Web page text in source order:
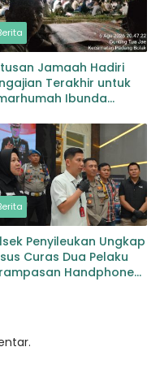
Jamaah Hadiri
Terakhir untuk
Ibunda
Penyileukan Ungkap
Curas Dua Pelaku
Handphone